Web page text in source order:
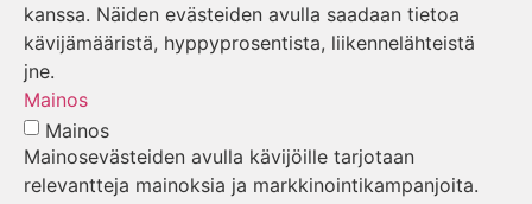
kanssa. Näiden evästeiden avulla saadaan tietoa
kävijämääristä, hyppyprosentista, liikennelähteistä
jne.
Mainos
Mainos
Mainosevästeiden avulla kävijöille tarjotaan
relevantteja mainoksia ja markkinointikampanjoita.